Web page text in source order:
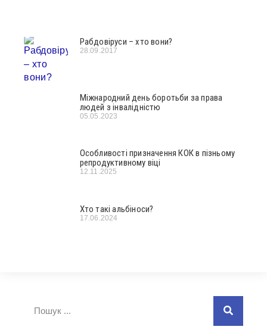
Рабдовіруси – хто вони?
28.09.2017
Міжнародний день боротьби за права
людей з інвалідністю
05.05.2023
Особливості призначення КОК в пізньому
репродуктивному віці
12.11.2025
Хто такі альбіноси?
17.06.2024